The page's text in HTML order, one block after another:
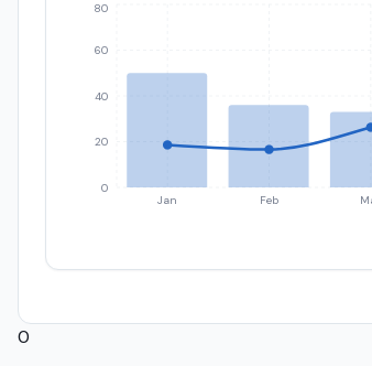
Jan Feb
0
20
40
60
80
0